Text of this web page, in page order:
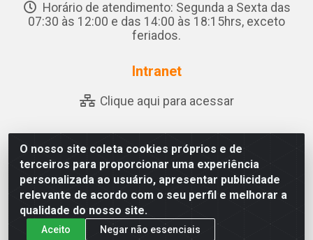
O nosso site coleta cookies próprios e de
terceiros para proporcionar uma experiência
personalizada ao usuário, apresentar publicidade
relevante de acordo com o seu perfil e melhorar a
qualidade do nosso site.
Aceito Negar não essenciais
Horário de atendimento: Segunda a Sexta das
07:30 às 12:00 e das 14:00 às 18:15hrs, exceto
feriados.
Intranet
Clique aqui para acessar
Abreu & Silva - Rua Padre Jose de Souza Leite, 265 - Ariado,
Olho D'Água das Flores/AL - CEP 57.442-000 - CNPJ
04.790.656/0001-06